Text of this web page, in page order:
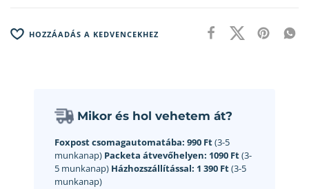
HOZZÁADÁS A KEDVENCEKHEZ
Mikor és hol vehetem át?
Foxpost csomagautomatába: 990 Ft(3-5
munkanap) Packeta átvevőhelyen: 1090 Ft(3-
5 munkanap) Házhozszállítással: 1 390 Ft(3-5
munkanap)